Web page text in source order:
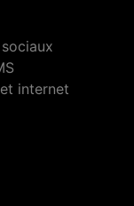
internet